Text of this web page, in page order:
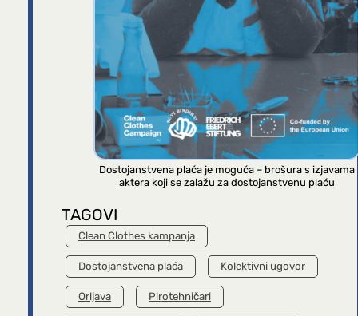
Dostojanstvena plaća je moguća – brošura s izjavama
aktera koji se zalažu za dostojanstvenu plaću
TAGOVI
Clean Clothes kampanja
Dostojanstvena plaća Kolektivni ugovor
Orljava Pirotehničari